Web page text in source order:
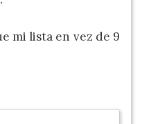
mi lista en vez de 9